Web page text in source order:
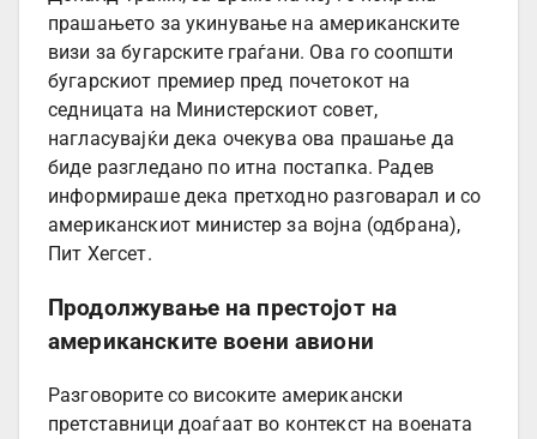
прашањето за укинување на американските
визи за бугарските граѓани. Ова го соопшти
бугарскиот премиер пред почетокот на
седницата на Министерскиот совет,
нагласувајќи дека очекува ова прашање да
биде разгледано по итна постапка. Радев
информираше дека претходно разговарал и со
американскиот министер за војна (одбрана),
Пит Хегсет.
Продолжување на престојот на
американските воени авиони
Разговорите со високите американски
претставници доаѓаат во контекст на воената